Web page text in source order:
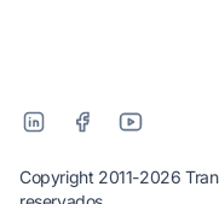
Copyright 2011-2026